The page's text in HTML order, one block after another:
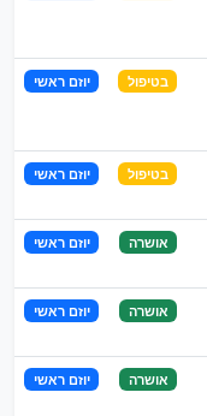
בטיפול יוזם ראשי
בטיפול יוזם ראשי
אושרה יוזם ראשי
אושרה יוזם ראשי
אושרה יוזם ראשי